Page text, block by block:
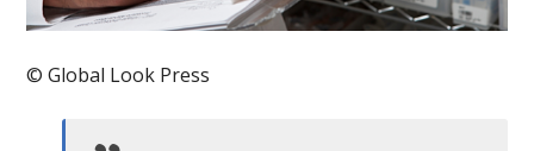
© Global Look Press